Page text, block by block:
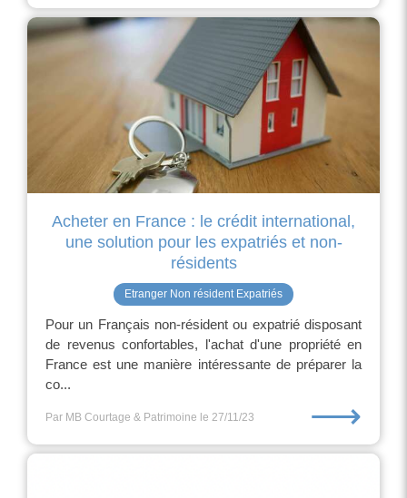
Acheter en France : le crédit international,
une solution pour les expatriés et non-
résidents
Etranger Non résident Expatriés
Pour un Français non-résident ou expatrié disposant
de revenus confortables, l'achat d'une propriété en
France est une manière intéressante de préparer la
co...
Par MB Courtage & Patrimoine le 27/11/23 ⟶